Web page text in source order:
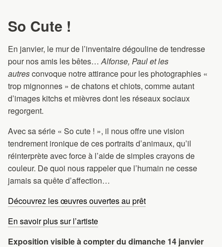
So Cute !
En janvier, le mur de l’inventaire dégouline de tendresse
pour nos amis les bêtes…Alfonse, Paul et les
autresconvoque notre attirance pour les photographies «
trop mignonnes » de chatons et chiots, comme autant
d’images kitchs et mièvres dont les réseaux sociaux
regorgent.
Avec sa série « So cute ! », il nous offre une vision
tendrement ironique de ces portraits d’animaux, qu’il
réinterprète avec force à l’aide de simples crayons de
couleur. De quoi nous rappeler que l’humain ne cesse
jamais sa quête d’affection…
Découvrez les œuvres ouvertes au prêt
En savoir plus sur l’artiste
Exposition visible à compter du dimanche 14 janvier